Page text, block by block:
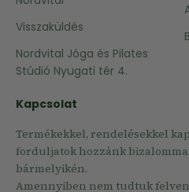
Visszaküldés
Nordvital Jóga és Pilates
Stúdió Nyugati tér 4.
Kapcsolat
Termékekkel, rendelésekkel
forduljatok hozzánk
bármelyikén.
Amennyiben nem tudtuk